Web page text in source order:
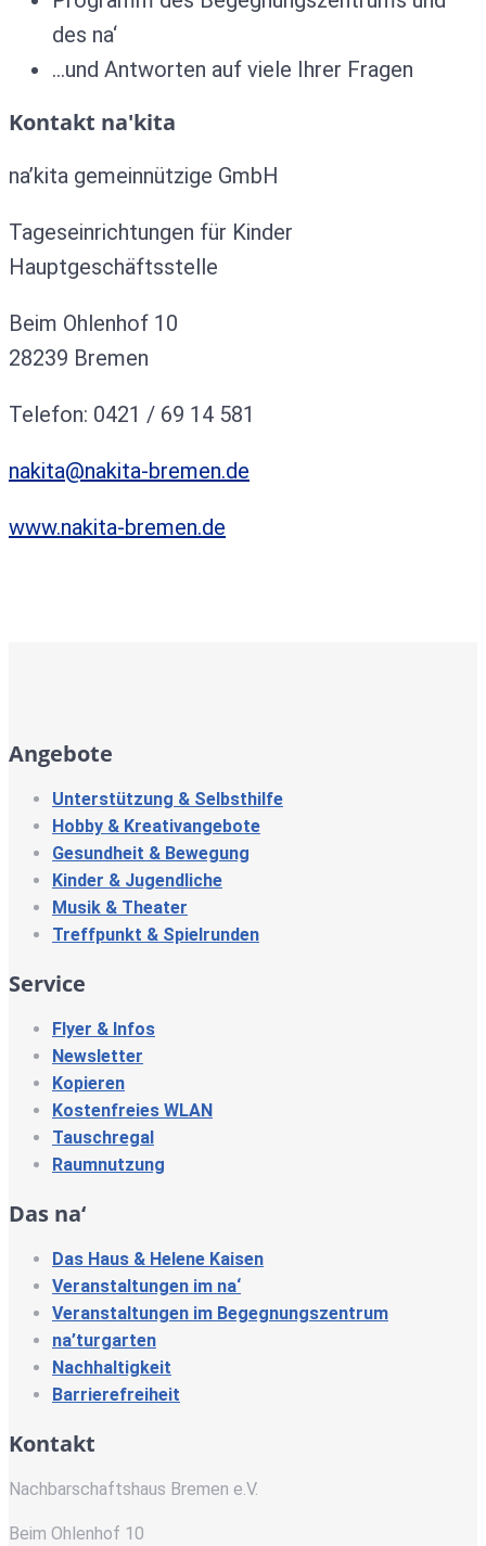
des na‘
…und Antworten auf viele Ihrer Fragen
Kontakt na'kita
na’kita gemeinnützige GmbH
Tageseinrichtungen für Kinder
Hauptgeschäftsstelle
Beim Ohlenhof 10
28239 Bremen
Telefon: 0421 / 69 14 581
nakita@nakita-bremen.de
www.nakita-bremen.de
Angebote
Unterstützung & Selbsthilfe
Hobby & Kreativangebote
Gesundheit & Bewegung
Kinder & Jugendliche
Musik & Theater
Treffpunkt & Spielrunden
Service
Flyer & Infos
Newsletter
Kopieren
Kostenfreies WLAN
Tauschregal
Raumnutzung
Das na‘
Das Haus & Helene Kaisen
Veranstaltungen im na‘
Veranstaltungen im Begegnungszentrum
na’turgarten
Nachhaltigkeit
Barrierefreiheit
Kontakt
Nachbarschaftshaus Bremen e.V.
Beim Ohlenhof 10